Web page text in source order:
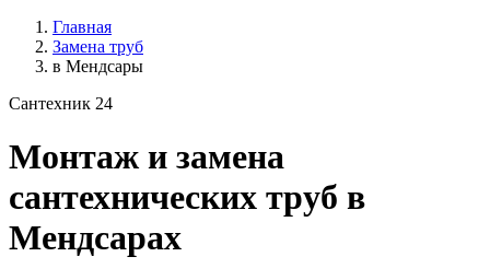
Главная
Замена труб
в Мендсары
Сантехник 24
Монтаж и замена
сантехнических труб в
Мендсарах